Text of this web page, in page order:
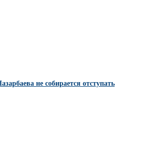
не собирается отступать